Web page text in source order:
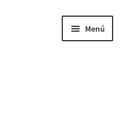
Menú